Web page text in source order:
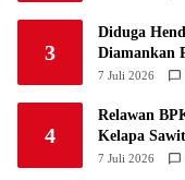
3
Diduga
Diamankan
7 Juli 2026
4
Relawan
Kelapa
Berlangsung
7 Juli 2026